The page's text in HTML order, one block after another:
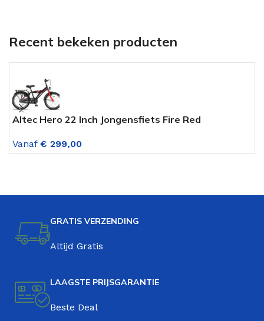
Recent bekeken producten
Altec Hero 22 Inch Jongensfiets Fire Red
Vanaf € 299,00
GRATIS VERZENDING
Altijd Gratis
LAAGSTE PRIJSGARANTIE
Beste Deal